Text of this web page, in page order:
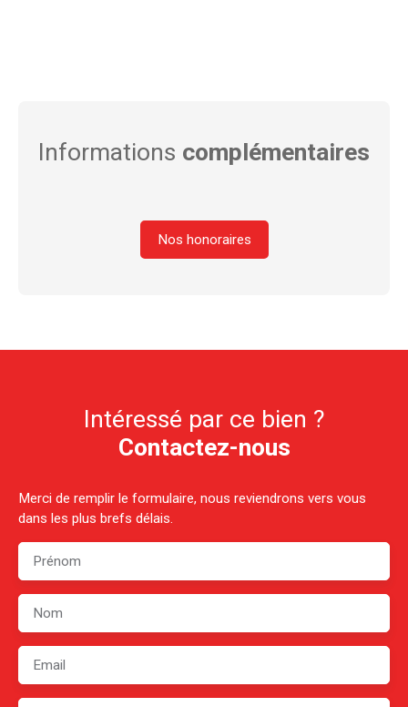
Informations complémentaires
Nos honoraires
Intéressé par ce bien ?
Contactez-nous
Merci de remplir le formulaire, nous reviendrons vers vous
dans les plus brefs délais.
Prénom
Nom
Email